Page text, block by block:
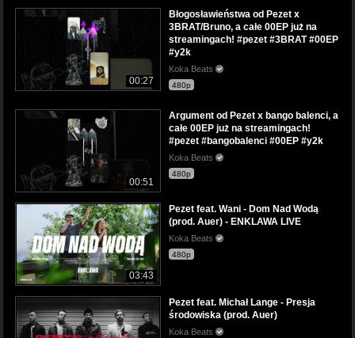
00:27
Błogosławieństwa od Pezet x
3BRAT/Bruno, a całe 00EP już na
streamingach! #pezet #3BRAT #00EP
#y2k
Koka Beats
480p
00:51
Argument od Pezet x bango balenci, a
całe 00EP już na streamingach!
#pezet #bangobalenci #00EP #y2k
Koka Beats
480p
03:43
Pezet feat. Wani - Dom Nad Wodą
(prod. Auer) - ENKLAWA LIVE
Koka Beats
480p
Pezet feat. Michał Lange - Presja
środowiska (prod. Auer)
Koka Beats